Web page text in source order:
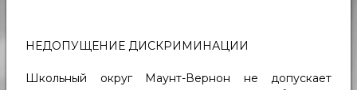
НЕДОПУЩЕНИЕ ДИСКРИМИНАЦИИ
Школьный округ Маунт-Вернон не допускает